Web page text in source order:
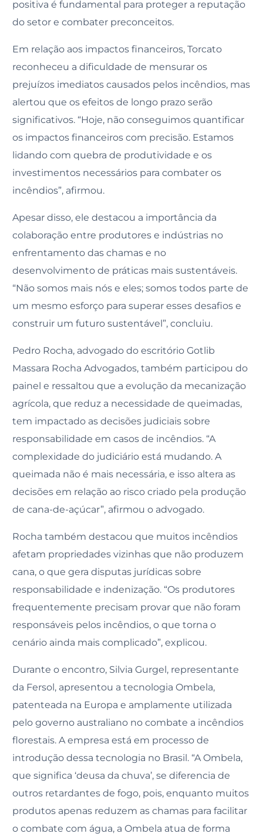
positiva é fundamental para proteger a reputação
do setor e combater preconceitos.
Em relação aos impactos financeiros, Torcato
reconheceu a dificuldade de mensurar os
prejuízos imediatos causados pelos incêndios, mas
alertou que os efeitos de longo prazo serão
significativos. “Hoje, não conseguimos quantificar
os impactos financeiros com precisão. Estamos
lidando com quebra de produtividade e os
investimentos necessários para combater os
incêndios”, afirmou.
Apesar disso, ele destacou a importância da
colaboração entre produtores e indústrias no
enfrentamento das chamas e no
desenvolvimento de práticas mais sustentáveis.
“Não somos mais nós e eles; somos todos parte de
um mesmo esforço para superar esses desafios e
construir um futuro sustentável”, concluiu.
Pedro Rocha, advogado do escritório Gotlib
Massara Rocha Advogados, também participou do
painel e ressaltou que a evolução da mecanização
agrícola, que reduz a necessidade de queimadas,
tem impactado as decisões judiciais sobre
responsabilidade em casos de incêndios. “A
complexidade do judiciário está mudando. A
queimada não é mais necessária, e isso altera as
decisões em relação ao risco criado pela produção
de cana-de-açúcar”, afirmou o advogado.
Rocha também destacou que muitos incêndios
afetam propriedades vizinhas que não produzem
cana, o que gera disputas jurídicas sobre
responsabilidade e indenização. “Os produtores
frequentemente precisam provar que não foram
responsáveis pelos incêndios, o que torna o
cenário ainda mais complicado”, explicou.
Durante o encontro, Silvia Gurgel, representante
da Fersol, apresentou a tecnologia Ombela,
patenteada na Europa e amplamente utilizada
pelo governo australiano no combate a incêndios
florestais. A empresa está em processo de
introdução dessa tecnologia no Brasil. “A Ombela,
que significa ‘deusa da chuva’, se diferencia de
outros retardantes de fogo, pois, enquanto muitos
produtos apenas reduzem as chamas para facilitar
o combate com água, a Ombela atua de forma